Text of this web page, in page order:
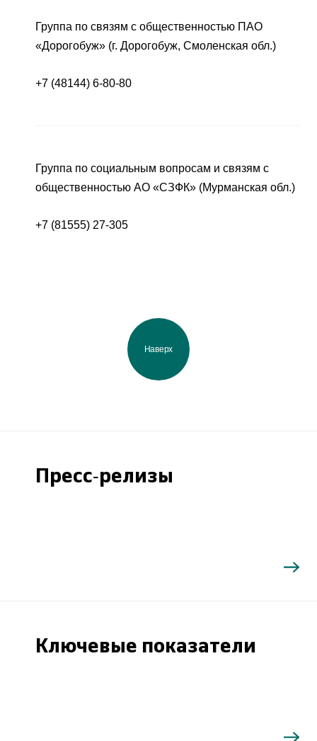
Группа по связям с общественностью ПАО
«Дорогобуж» (г. Дорогобуж, Смоленская обл.)
+7 (48144) 6-80-80
Группа по социальным вопросам и связям с
общественностью АО «СЗФК» (Мурманская обл.)
+7 (81555) 27-305
Наверх
Пресс-релизы
Ключевые показатели